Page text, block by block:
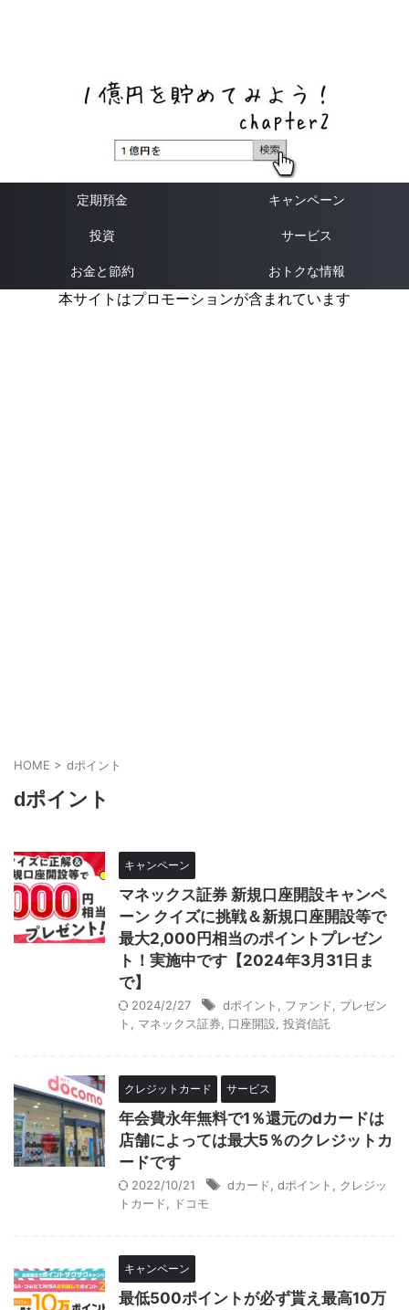
定期預金 キャンペーン
投資 サービス
お金と節約 おトクな情報
本サイトはプロモーションが含まれています
HOME > dポイント
dポイント
キャンペーン
マネックス証券 新規口座開設キャンペ
ーン クイズに挑戦＆新規口座開設等で
最大2,000円相当のポイントプレゼン
ト！実施中です【2024年3月31日ま
で】
2024/2/27 dポイント ファンド
プレゼン
ト
マネックス証券 口座開設 投資信託
クレジットカード サービス
年会費永年無料で1％還元のdカードは
店舗によっては最大5％のクレジットカ
ードです
2022/10/21 dカード dポイント
クレジッ
トカード
ドコモ
キャンペーン
最低500ポイントが必ず貰え最高10万